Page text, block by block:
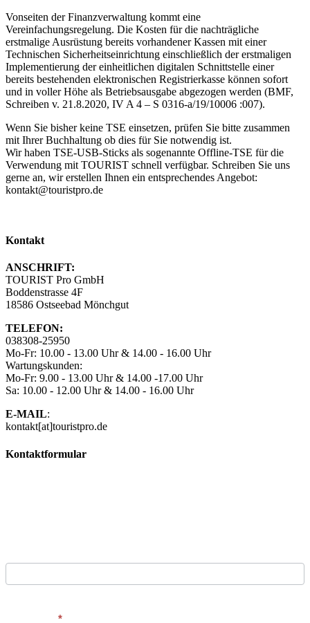
Vonseiten der Finanzverwaltung kommt eine
Vereinfachungsregelung. Die Kosten für die nachträgliche
erstmalige Ausrüstung bereits vorhandener Kassen mit einer
Technischen Sicherheitseinrichtung einschließlich der erstmaligen
Implementierung der einheitlichen digitalen Schnittstelle einer
bereits bestehenden elektronischen Registrierkasse können sofort
und in voller Höhe als Betriebsausgabe abgezogen werden (BMF,
Schreiben v. 21.8.2020, IV A 4 – S 0316-a/19/10006 :007).
Wenn Sie bisher keine TSE einsetzen, prüfen Sie bitte zusammen
mit Ihrer Buchhaltung ob dies für Sie notwendig ist.
Wir haben TSE-USB-Sticks als sogenannte Offline-TSE für die
Verwendung mit TOURIST schnell verfügbar. Schreiben Sie uns
gerne an, wir erstellen Ihnen ein entsprechendes Angebot:
kontakt@touristpro.de
Kontakt
ANSCHRIFT:
TOURIST Pro GmbH
Boddenstrasse 4F
18586 Ostseebad Mönchgut
TELEFON:
038308-25950
Mo-Fr: 10.00 - 13.00 Uhr & 14.00 - 16.00 Uhr
Wartungskunden:
Mo-Fr: 9.00 - 13.00 Uhr & 14.00 -17.00 Uhr
Sa: 10.00 - 12.00 Uhr & 14.00 - 16.00 Uhr
E-MAIL:
kontakt[at]touristpro.de
Kontaktformular
*